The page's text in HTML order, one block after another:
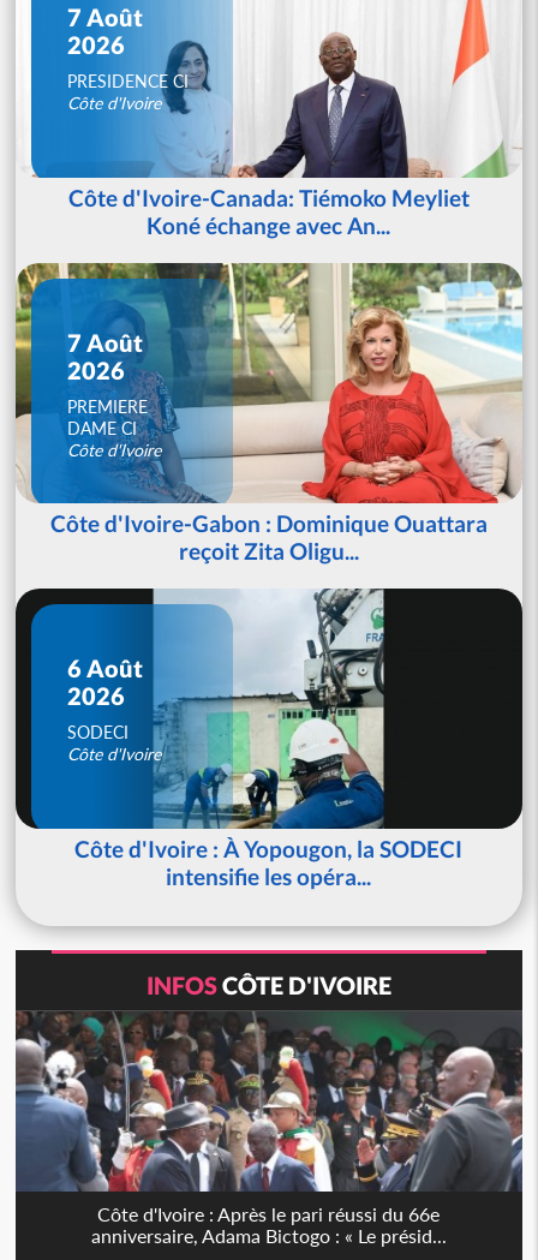
7 Août
2026
PRESIDENCE CI
Côte d'Ivoire
Côte d'Ivoire-Canada: Tiémoko Meyliet
Koné échange avec An...
7 Août
2026
PREMIERE
DAME CI
Côte d'Ivoire
Côte d'Ivoire-Gabon : Dominique Ouattara
reçoit Zita Oligu...
6 Août
2026
SODECI
Côte d'Ivoire
Côte d'Ivoire : À Yopougon, la SODECI
intensifie les opéra...
INFOSCÔTE D'IVOIRE
Côte d'Ivoire : Après le pari réussi du 66e
anniversaire, Adama Bictogo : « Le présid...